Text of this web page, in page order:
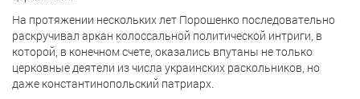
На протяжении нескольких лет Порошенко последовательно
раскручивал аркан колоссальной политической интриги, в
которой, в конечном счете, оказались впутаны не только
церковные деятели из числа украинских раскольников, но
даже константинопольский патриарх.